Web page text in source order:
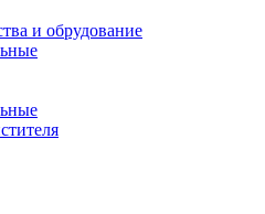
и обрудование